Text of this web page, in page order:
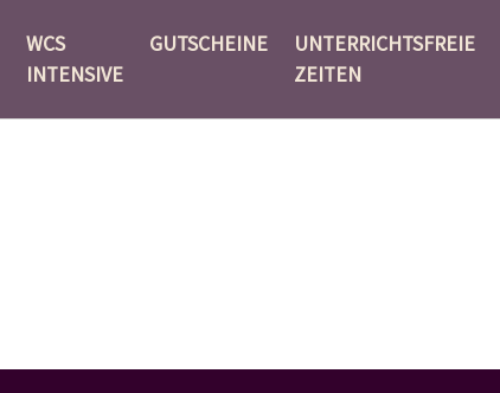
WCS
INTENSIVE
GUTSCHEINE
UNTERRICHTSFREIE
ZEITEN